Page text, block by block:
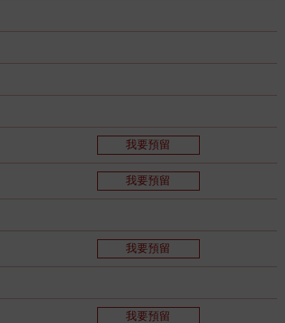
我要預留
我要預留
我要預留
我要預留